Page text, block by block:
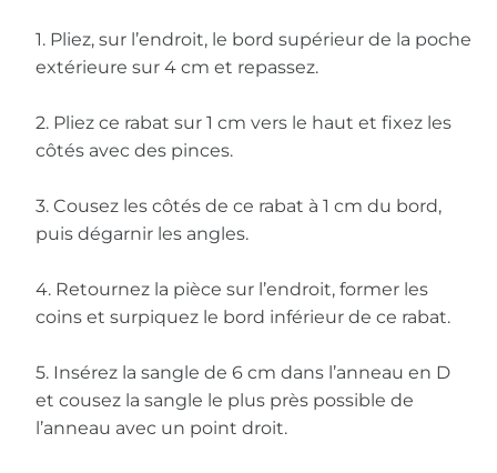
1. Pliez, sur l’endroit, le bord supérieur de la poche
extérieure sur 4 cm et repassez.
2. Pliez ce rabat sur 1 cm vers le haut et fixez les
côtés avec des pinces.
3. Cousez les côtés de ce rabat à 1 cm du bord,
puis dégarnir les angles.
4. Retournez la pièce sur l’endroit, former les
coins et surpiquez le bord inférieur de ce rabat.
5. Insérez la sangle de 6 cm dans l’anneau en D
et cousez la sangle le plus près possible de
l’anneau avec un point droit.